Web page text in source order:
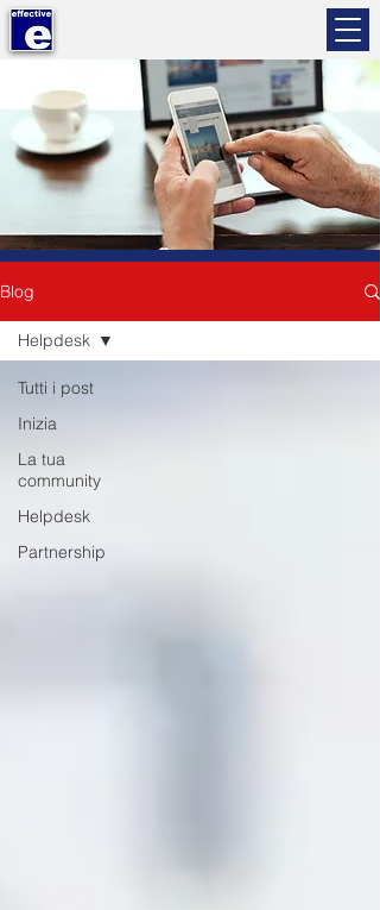
Blog
Tutti i post
Inizia
La tua
community
Helpdesk
Partnership
Helpdesk